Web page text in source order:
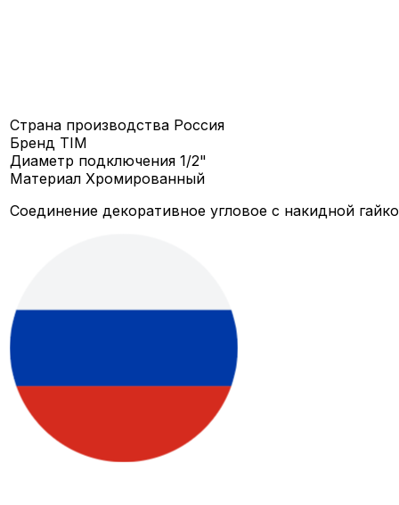
Страна производства Россия
Бренд TIM
Диаметр подключения1/2"
Материал Хромированный
Соединение декоративное угловое с накидной